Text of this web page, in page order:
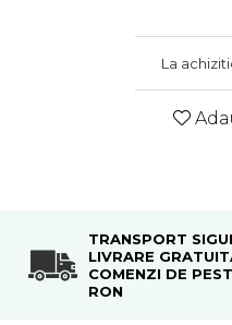
La
TRANSPORT
LIVRARE
COMENZI DE
RON